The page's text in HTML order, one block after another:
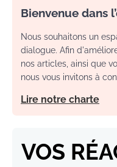
Bienvenue dans
Nous souhaitons un
dialogue. Afin
nos articles, ainsi que
nous vous invitons à
Lire notre charte
VOS